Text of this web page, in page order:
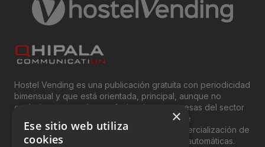
Hostel Vending es una publicación gratuita con periodicidad
bimensual y que está orientada, principal, aunque no
exclusivamente, a los profesionales y empresas del sector
del “Vending”; nombre con el que se conoce
genéricamente entre profesionales a la comercialización de
productos y servicios a través de máquinas automáticas.
×
Ese sitio web utiliza
cookies